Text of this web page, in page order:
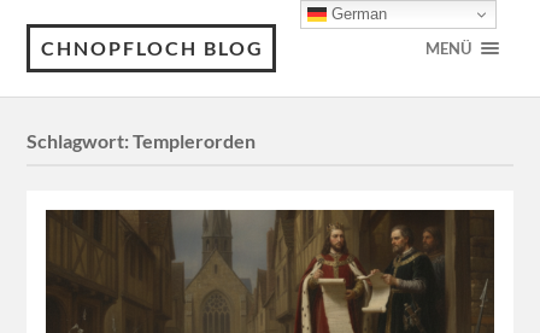
CHNOPFLOCH BLOG MENÜ
Schlagwort:Templerorden
German